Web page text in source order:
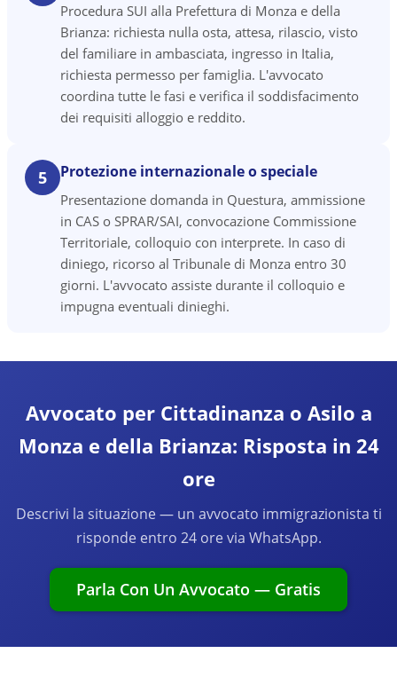
Procedura SUI alla Prefettura di Monza e della
Brianza: richiesta nulla osta, attesa, rilascio, visto
del familiare in ambasciata, ingresso in Italia,
richiesta permesso per famiglia. L'avvocato
coordina tutte le fasi e verifica il soddisfacimento
dei requisiti alloggio e reddito.
5 Protezione internazionale o speciale
Presentazione domanda in Questura, ammissione
in CAS o SPRAR/SAI, convocazione Commissione
Territoriale, colloquio con interprete. In caso di
diniego, ricorso al Tribunale di Monza entro 30
giorni. L'avvocato assiste durante il colloquio e
impugna eventuali dinieghi.
Avvocato per Cittadinanza o Asilo a
Monza e della Brianza: Risposta in 24
ore
Descrivi la situazione — un avvocato immigrazionista ti
risponde entro 24 ore via WhatsApp.
Parla Con Un Avvocato — Gratis